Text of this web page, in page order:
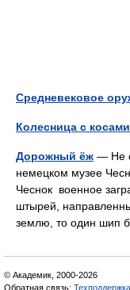
Средневековое
Колесница с косами
Дорожный ёж — Не
немецком музее
Чеснок военное
штырей,
землю, то один шип
© Академик, 2000-2026
Обратная связь: Техподдержка